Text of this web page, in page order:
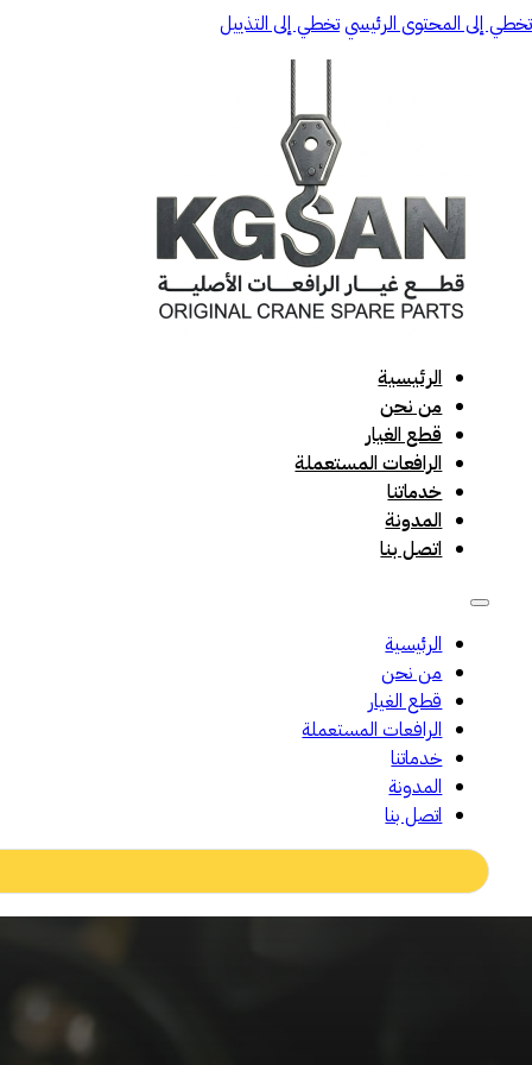
تخطي إلى المحتوى الرئيسيتخطي إلى التذييل
الرئيسية
من نحن
قطع الغيار
الرافعات المستعملة
خدماتنا
المدونة
اتصل بنا
الرئيسية
من نحن
قطع الغيار
الرافعات المستعملة
خدماتنا
المدونة
اتصل بنا
Search
...